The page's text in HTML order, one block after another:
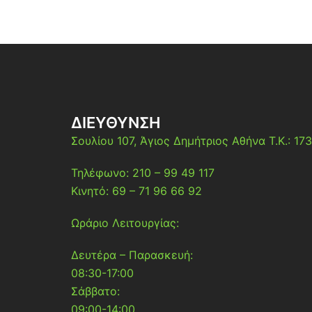
ΔΙΕΎΘΥΝΣΗ
Σουλίου 107, Άγιος Δημήτριος Αθήνα Τ.Κ.:
Τηλέφωνο: 210 – 99 49 117
Κινητό: 69 – 71 96 66 92
Ωράριο Λειτουργίας:
Δευτέρα – Παρασκευή:
08:30-17:00
Σάββατο:
09:00-14:00